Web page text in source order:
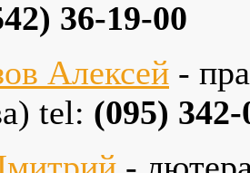
36-19-00
Алексей -
tel: (095)